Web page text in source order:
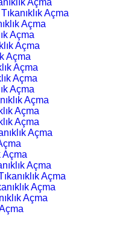
Açma
Açma
Açma
Açma
Açma
Açma
Açma
Açma
Açma
Açma
Açma
Açma
Açma
Açma
Açma
Açma
Açma
Açma